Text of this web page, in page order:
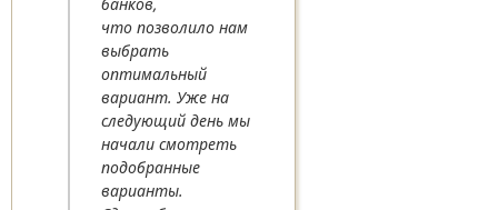
что позволило нам
выбрать
оптимальный
вариант. Уже на
следующий день мы
начали смотреть
подобранные
варианты.